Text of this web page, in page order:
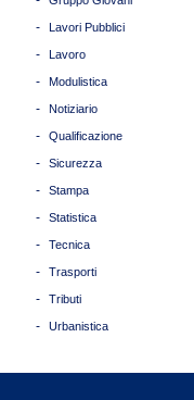
- Lavori Pubblici
- Lavoro
- Modulistica
- Notiziario
- Qualificazione
- Sicurezza
- Stampa
- Statistica
- Tecnica
- Trasporti
- Tributi
- Urbanistica